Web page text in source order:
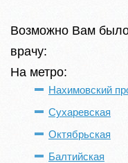
Возможно Вам
врачу:
На метро:
Нахимовский
Сухаревская
Октябрьская
Балтийская